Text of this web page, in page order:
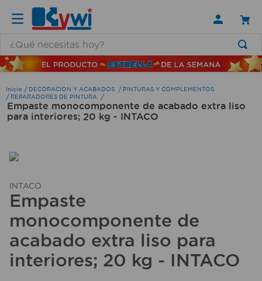
DECORACION Y ACABADOS
PINTURAS Y COMPLEMENTOS
REPARADORES DE PINTURA
Empaste monocomponente de acabado extra liso
para interiores; 20 kg - INTACO
INTACO
Empaste
monocomponente de
acabado extra liso para
interiores; 20 kg - INTACO
TÉRMINOS MÁS BUSCADOS
1 .
lamparas
2.
ducha
6.
organizador
7.
cerradura
8 .
taladro
9.
aspiradora
10
sillas